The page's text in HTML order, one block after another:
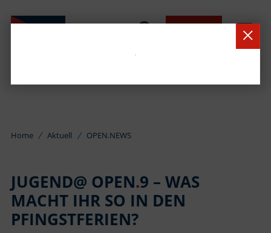
Home Aktuell OPEN.NEWS
JUGEND@ OPEN.9 – WAS
MACHT IHR SO IN DEN
PFINGSTFERIEN?